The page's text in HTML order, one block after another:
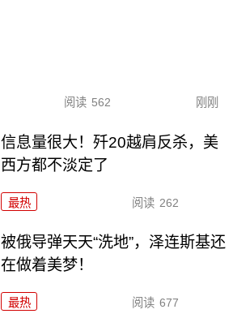
阅读 562 刚刚
信息量很大！歼20越肩反杀，美
西方都不淡定了
最热 阅读 262
被俄导弹天天“洗地”，泽连斯基还
在做着美梦！
最热 阅读 677